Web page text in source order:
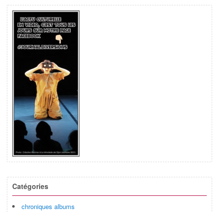
Catégories
chroniques albums